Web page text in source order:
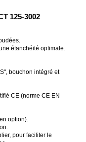
125-3002
étanchéité optimale.
bouchon intégré et
CE (norme CE EN
option).
pour faciliter le